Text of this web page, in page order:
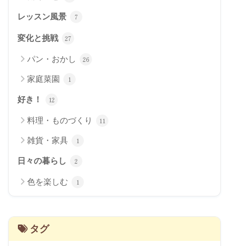
レッスン風景 7
変化と挑戦 27
パン・おかし 26
家庭菜園 1
好き！ 12
料理・ものづくり 11
雑貨・家具 1
日々の暮らし 2
色を楽しむ 1
タグ